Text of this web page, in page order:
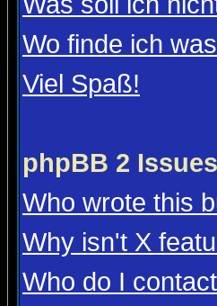
Wo finde ich
Viel Spaß!
phpBB 2 Issues
Who wrote this
Why isn't X
Who do I